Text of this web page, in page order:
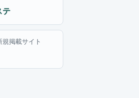
テ
掲載サイト